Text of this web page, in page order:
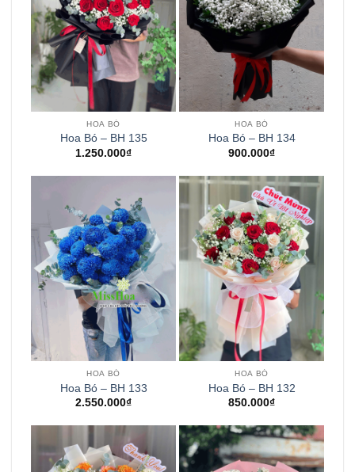
HOA BÓ
Hoa Bó – BH 135
1.250.000₫
HOA BÓ
Hoa Bó – BH 134
900.000₫
HOA BÓ
Hoa Bó – BH 133
2.550.000₫
HOA BÓ
Hoa Bó – BH 132
850.000₫